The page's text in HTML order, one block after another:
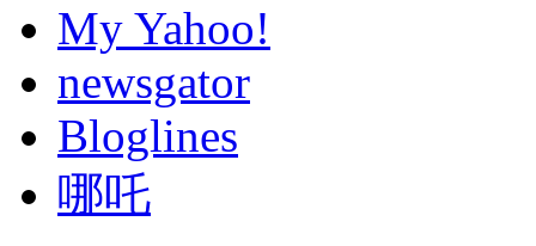
My Yahoo!
newsgator
Bloglines
哪吒